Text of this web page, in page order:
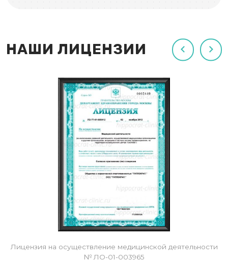
НАШИ ЛИЦЕНЗИИ
Лицензия на осуществление медицинской деятельности
№ ЛО-01-003965